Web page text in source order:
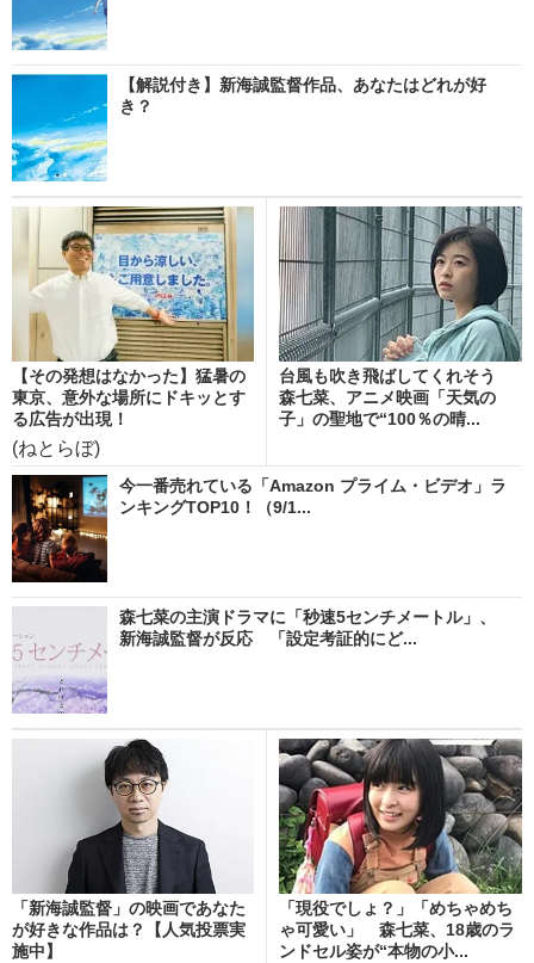
【解説付き】新海誠監督作品、あなたはどれが好
き？
【その発想はなかった】猛暑の
東京、意外な場所にドキッとす
る広告が出現！
(ねとらぼ)
台風も吹き飛ばしてくれそう
森七菜、アニメ映画「天気の
子」の聖地で“100％の晴...
今一番売れている「Amazon プライム・ビデオ」ラ
ンキングTOP10！（9/1...
森七菜の主演ドラマに「秒速5センチメートル」、
新海誠監督が反応 「設定考証的にど...
「新海誠監督」の映画であなた
が好きな作品は？【人気投票実
施中】
「現役でしょ？」「めちゃめち
ゃ可愛い」 森七菜、18歳のラ
ンドセル姿が“本物の小...